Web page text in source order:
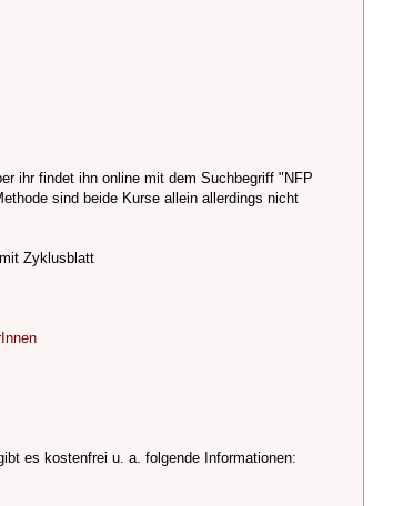
ihr findet ihn online mit dem Suchbegriff "NFP
sind beide Kurse allein allerdings nicht
Zyklusblatt
es kostenfrei u. a. folgende Informationen: